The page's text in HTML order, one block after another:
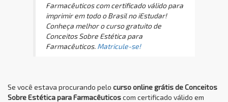
Farmacêuticos com certificado válido para
imprimir em todo o Brasil no iEstudar!
Conheça melhor o curso gratuito de
Conceitos Sobre Estética para
Farmacêuticos. Matricule-se!
Se você estava procurando pelo curso online grátis de Conceitos
Sobre Estética para Farmacêuticoscom certificado válido em